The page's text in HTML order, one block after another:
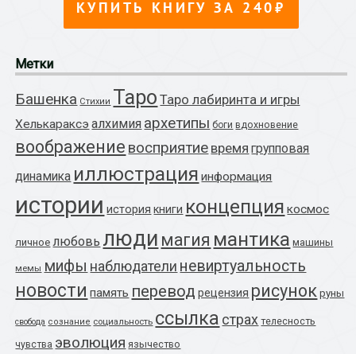
Метки
Башенка Стихии Таро Таро лабиринта и игры
Хелькараксэ алхимия архетипы боги вдохновение
воображение восприятие время групповая
динамика иллюстрация информация
истории история книги концепция космос
личное любовь люди магия мантика машины
мемы мифы наблюдатели невиртуальность
новости память перевод рецензия рисунок руны
свобода сознание социальность ссылка страх телесность
чувства эволюция язычество